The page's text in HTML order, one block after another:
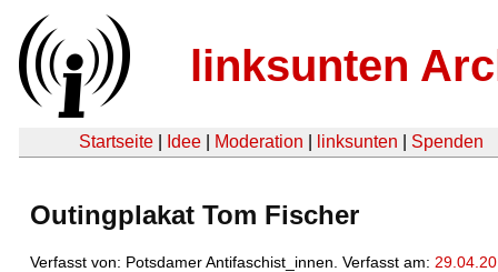
linksunten
Startseite Idee Moderation linksunten Spenden
Outingplakat Tom Fischer
Verfasst von: Potsdamer Antifaschist_innen. Verfasst am: